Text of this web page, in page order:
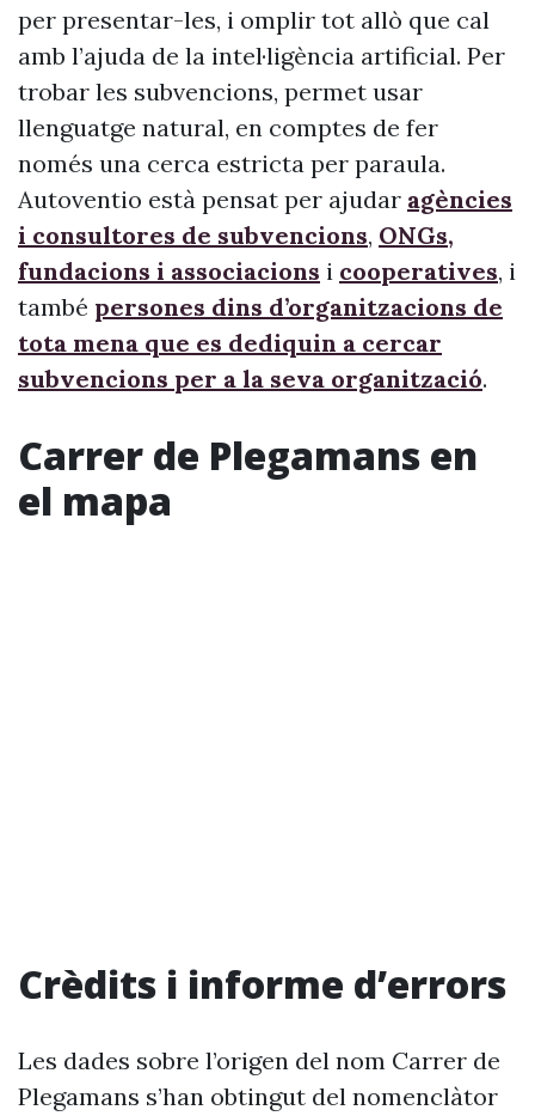
per presentar-les, i omplir tot allò que cal
amb l’ajuda de la intel·ligència artificial. Per
trobar les subvencions, permet usar
llenguatge natural, en comptes de fer
només una cerca estricta per paraula.
Autoventio està pensat per ajudar agències
i consultores de subvencions, ONGs,
fundacions i associacions i cooperatives, i
també persones dins d’organitzacions de
tota mena que es dediquin a cercar
subvencions per a la seva organització.
Carrer de Plegamans en
el mapa
Crèdits i informe d’errors
Les dades sobre l’origen del nom Carrer de
Plegamans s’han obtingut del nomenclàtor